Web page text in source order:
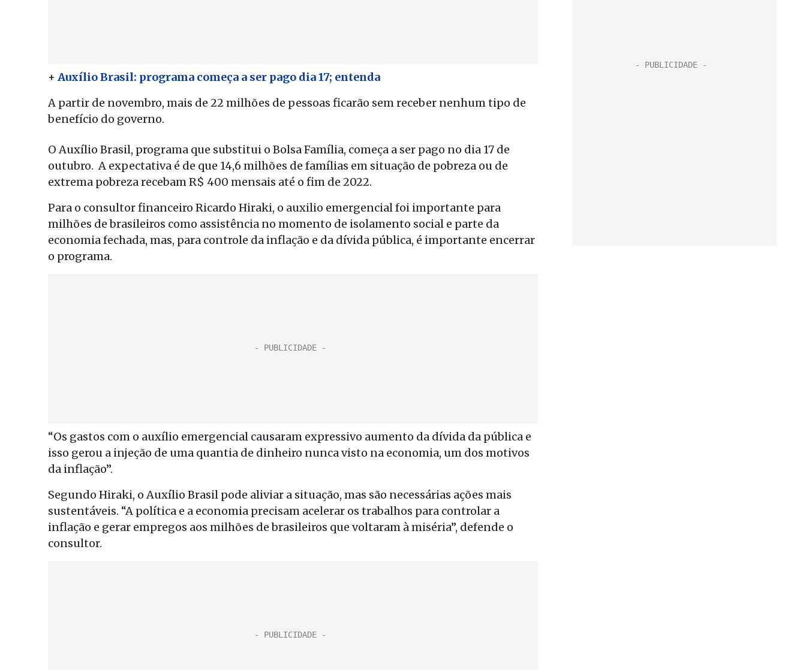
+ Auxílio Brasil: programa começa a ser pago dia 17; entenda
A partir de novembro, mais de 22 milhões de pessoas ficarão sem receber nenhum tipo de
benefício do governo.
O Auxílio Brasil, programa que substitui o Bolsa Família, começa a ser pago no dia 17 de
outubro. A expectativa é de que 14,6 milhões de famílias em situação de pobreza ou de
extrema pobreza recebam R$ 400 mensais até o fim de 2022.
Para o consultor financeiro Ricardo Hiraki, o auxilio emergencial foi importante para
milhões de brasileiros como assistência no momento de isolamento social e parte da
economia fechada, mas, para controle da inflação e da dívida pública, é importante encerrar
o programa.
“Os gastos com o auxílio emergencial causaram expressivo aumento da dívida da pública e
isso gerou a injeção de uma quantia de dinheiro nunca visto na economia, um dos motivos
da inflação”.
Segundo Hiraki, o Auxílio Brasil pode aliviar a situação, mas são necessárias ações mais
sustentáveis. “A política e a economia precisam acelerar os trabalhos para controlar a
inflação e gerar empregos aos milhões de brasileiros que voltaram à miséria”, defende o
consultor.